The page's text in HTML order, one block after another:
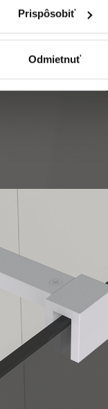
Prispôsobiť
Odmietnuť